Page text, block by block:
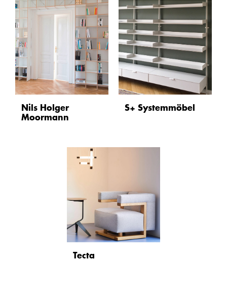
Nils Holger
Moormann
S+ Systemmöbel
Tecta